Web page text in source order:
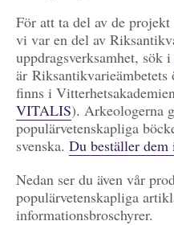
För att ta del av de
vi var en del av
uppdragsverksamhet, sök i
är
finns i
VITALIS). Arkeologerna
populärvetenskapliga
svenska. Du beställer
Nedan ser du även vår
populärvetenskapliga
informationsbroschyrer.